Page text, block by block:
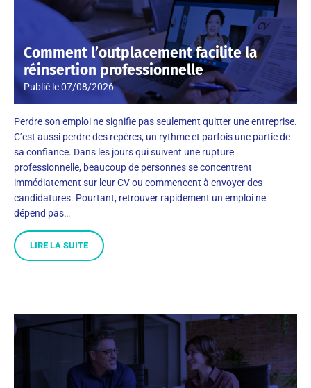
Comment l’outplacement facilite la
réinsertion professionnelle
Publié le07/08/2026
Perdre son emploi ne signifie pas seulement quitter une entreprise.
C’est aussi perdre des repères, un rythme et parfois une partie de
sa confiance. Dans les jours qui suivent une rupture
professionnelle, beaucoup de personnes se concentrent
immédiatement sur leur CV ou commencent à envoyer des
candidatures. Pourtant, retrouver rapidement un emploi ne
dépend pas…
LIRE LA SUITE